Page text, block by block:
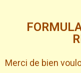
Merci de bien